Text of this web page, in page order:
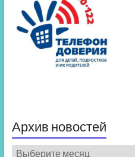
Архив новостей
Архив